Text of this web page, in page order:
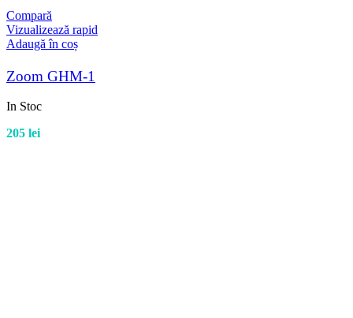
Compară
Vizualizează rapid
Adaugă în coș
Zoom GHM-1
In Stoc
205 lei